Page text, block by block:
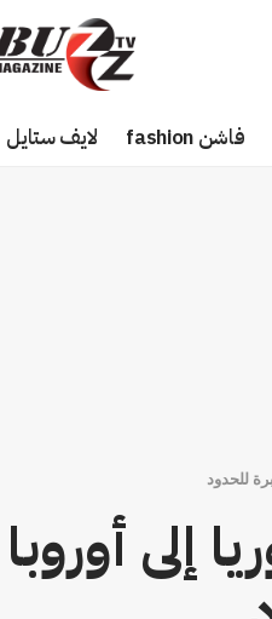
فاشن fashion لايف ستايل
للحدود
إلى أوروبا